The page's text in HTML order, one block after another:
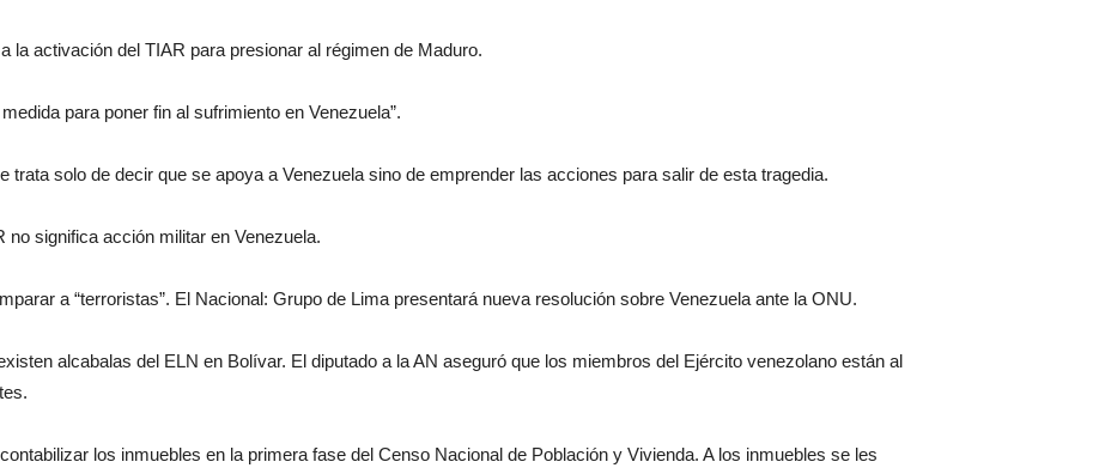
la activación del TIAR para presionar al régimen de Maduro.
para poner fin al sufrimiento en Venezuela”.
solo de decir que se apoya a Venezuela sino de emprender las acciones para salir de esta tragedia.
no significa acción militar en Venezuela.
a “terroristas”. El Nacional: Grupo de Lima presentará nueva resolución sobre Venezuela ante la ONU.
alcabalas del ELN en Bolívar. El diputado a la AN aseguró que los miembros del Ejército venezolano están al
los inmuebles en la primera fase del Censo Nacional de Población y Vivienda. A los inmuebles se les